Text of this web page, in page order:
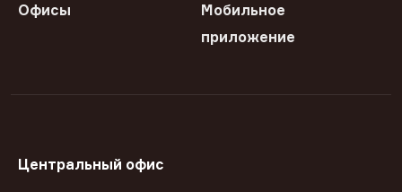
Офисы
Мобильное
приложение
Центральный офис